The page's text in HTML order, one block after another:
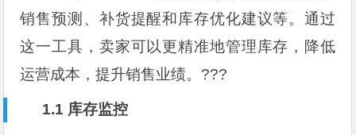
销售预测、补货提醒和库存优化建议等。通过
这一工具，卖家可以更精准地管理库存，降低
运营成本，提升销售业绩。?️??
1.1 库存监控